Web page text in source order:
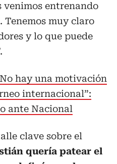
venimos entrenando
Tenemos muy claro
y lo que puede
hay una motivación
internacional”:
ante Nacional
clave sobre el
quería patear el